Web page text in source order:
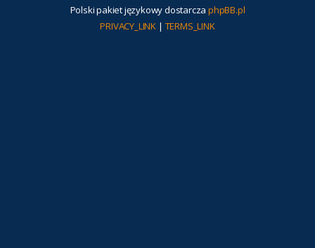
Polski pakiet językowy dostarcza phpBB.pl
PRIVACY_LINK | TERMS_LINK